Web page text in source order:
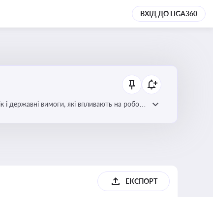
ВХІД ДО LIGA360
і державні вимоги, які впливають на роботу
ЕКСПОРТ